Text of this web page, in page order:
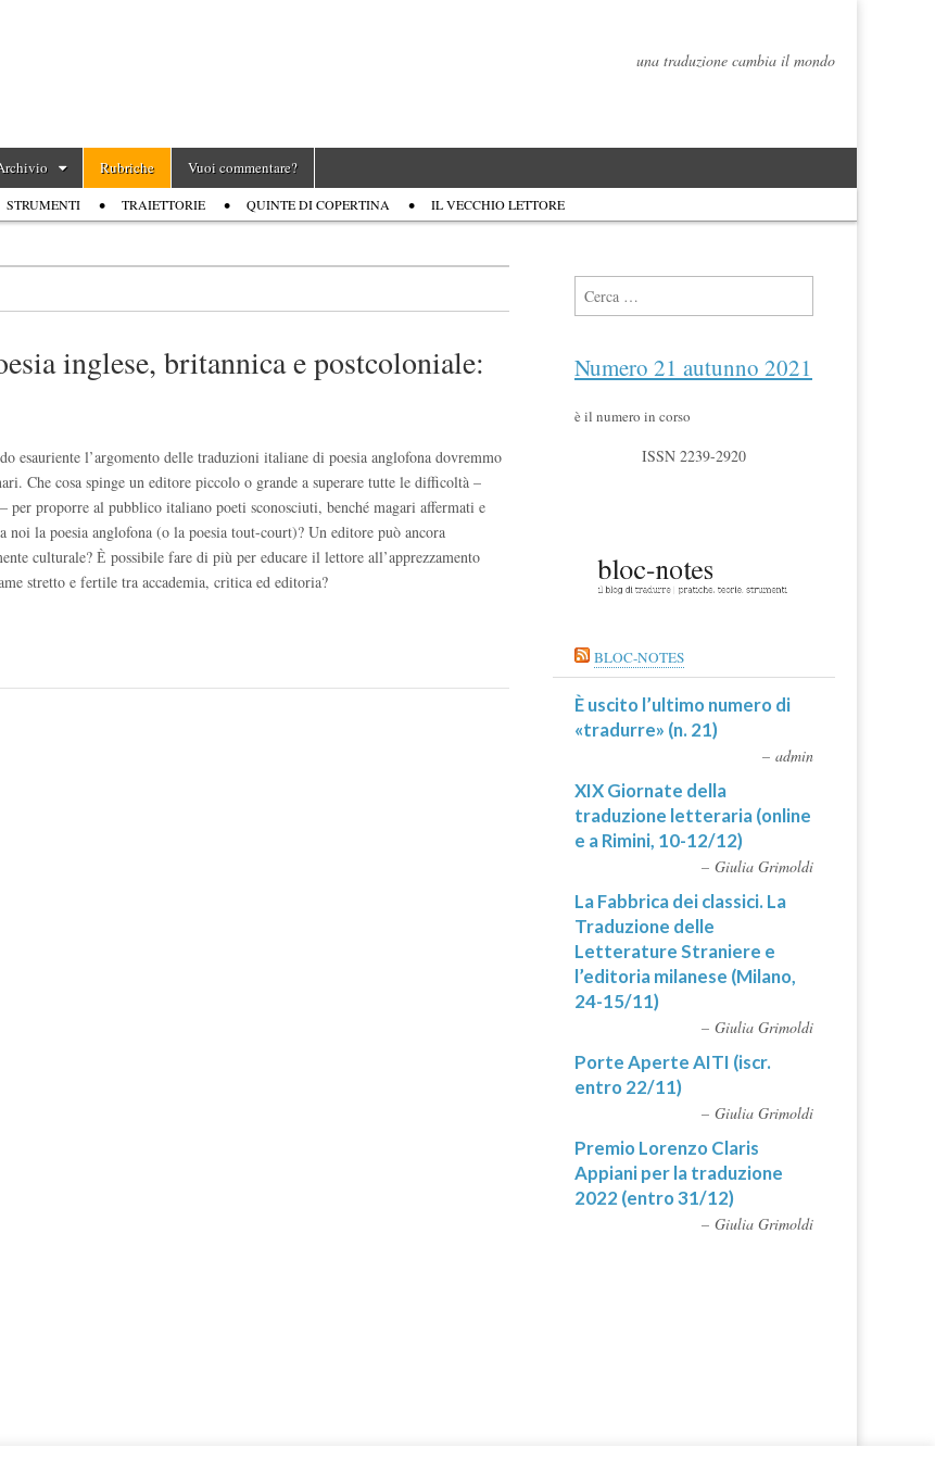
una traduzione cambia il mondo
Rubriche Vuoi commentare?
STRUMENTI TRAIETTORIE QUINTE DI COPERTINA IL VECCHIO LETTORE
inglese, britannica e postcoloniale:
esauriente l’argomento delle traduzioni italiane di poesia anglofona dovremmo
Che cosa spinge un editore piccolo o grande a superare tutte le difficoltà –
per proporre al pubblico italiano poeti sconosciuti, benché magari affermati e
noi la poesia anglofona (o la poesia tout-court)? Un editore può ancora
culturale? Ѐ possibile fare di più per educare il lettore all’apprezzamento
stretto e fertile tra accademia, critica ed editoria?
Ricerca per:
Numero 21 autunno 2021
è il numero in corso
ISSN 2239-2920
BLOC-NOTES
È uscito l’ultimo numero di
«tradurre» (n. 21)
admin
XIX Giornate della
traduzione letteraria (online
e a Rimini, 10-12/12)
Giulia Grimoldi
La Fabbrica dei classici. La
Traduzione delle
Letterature Straniere e
l’editoria milanese (Milano,
24-15/11)
Giulia Grimoldi
Porte Aperte AITI (iscr.
entro 22/11)
Giulia Grimoldi
Premio Lorenzo Claris
Appiani per la traduzione
2022 (entro 31/12)
Giulia Grimoldi